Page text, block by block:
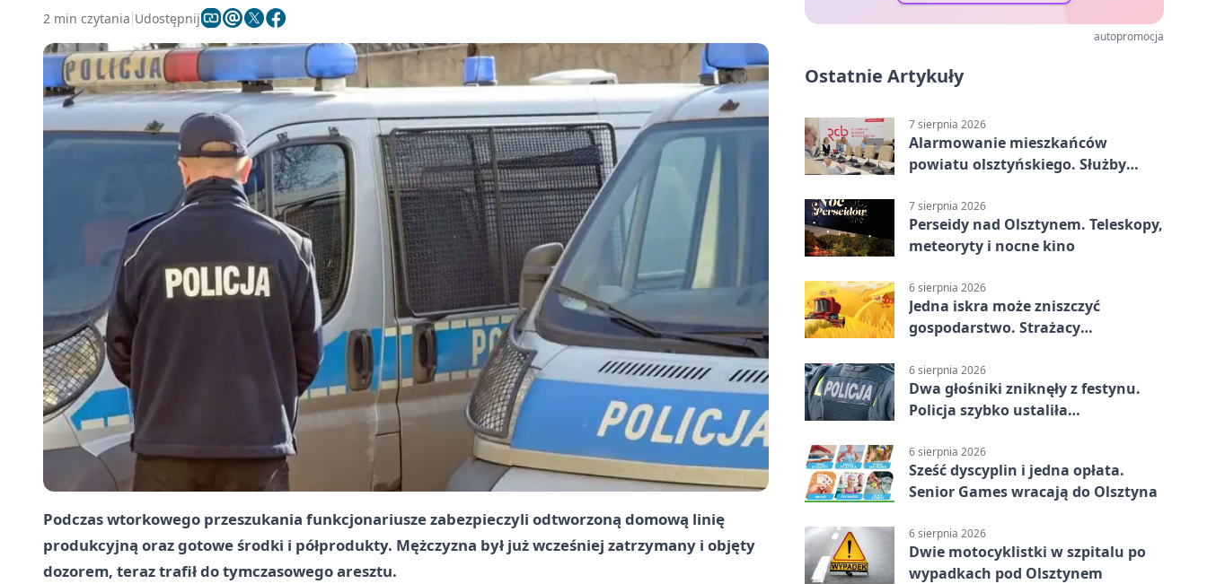
2 min czytania Udostępnij
Podczas wtorkowego przeszukania funkcjonariusze zabezpieczyli odtworzoną domową linię
produkcyjną oraz gotowe środki i półprodukty. Mężczyzna był już wcześniej zatrzymany i objęty
dozorem, teraz trafił do tymczasowego aresztu.
autopromocja
Ostatnie Artykuły
7 sierpnia 2026
Alarmowanie mieszkańców
powiatu olsztyńskiego. Służby
7 sierpnia 2026
Perseidy nad Olsztynem. Teleskopy,
meteoryty i nocne kino
6 sierpnia 2026
Jedna iskra może zniszczyć
gospodarstwo. Strażacy
6 sierpnia 2026
Dwa głośniki zniknęły z festynu.
Policja szybko ustaliła
6 sierpnia 2026
Sześć dyscyplin i jedna opłata.
Senior Games wracają do Olsztyna
6 sierpnia 2026
Dwie motocyklistki w szpitalu po
wypadkach pod Olsztynem